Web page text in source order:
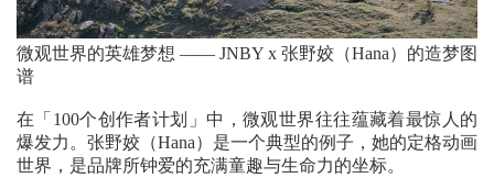
微观世界的英雄梦想 —— JNBY x 张野姣（Hana）的造梦图
谱
在「100个创作者计划」中，微观世界往往蕴藏着最惊人的
爆发力。张野姣（Hana）是一个典型的例子，她的定格动画
世界，是品牌所钟爱的充满童趣与生命力的坐标。